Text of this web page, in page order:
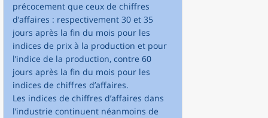
précocement que ceux de chiffres
d’affaires : respectivement 30 et 35
jours après la fin du mois pour les
indices de prix à la production et pour
l’indice de la production, contre 60
jours après la fin du mois pour les
indices de chiffres d’affaires.
Les indices de chiffres d’affaires dans
l’industrie continuent néanmoins de